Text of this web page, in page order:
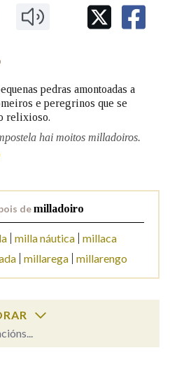
IDENTIDADE CORPORATIVA
MARCIAL DEL ADALID
FIGURAS HOMENAXEADAS
PRIMAVERA DAS LETRAS
PORTAL DAS PALABRAS
pedras amontoadas a
e peregrinos que se
relixioso.
hai moitos milladoiros.
demilladoiro
milla náutica
millaca
millarega millarengo